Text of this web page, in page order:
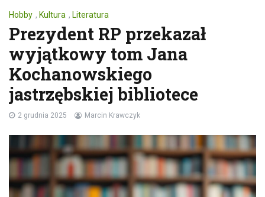
Hobby , Kultura , Literatura
Prezydent RP przekazał
wyjątkowy tom Jana
Kochanowskiego
jastrzębskiej bibliotece
2 grudnia 2025 Marcin Krawczyk